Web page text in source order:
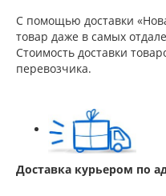
С помощью доставки
товар даже в самых
Стоимость доставки
перевозчика.
Доставка курьером по